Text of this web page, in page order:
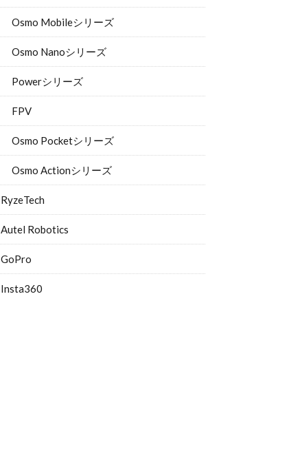
Osmo Mobileシリーズ
Osmo Nanoシリーズ
Powerシリーズ
FPV
Osmo Pocketシリーズ
Osmo Actionシリーズ
RyzeTech
Autel Robotics
GoPro
Insta360